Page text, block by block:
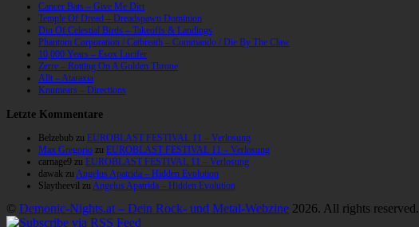
Cancer Bats – Give Me Dirt
Temple Of Dread – Dreadspawn Dominion
Din Of Celestial Birds – Takeoffs & Landings
Phantom Corporation / Catbreath – Commando / Die By The Claw
10,000 Years – Esox Lucifer
Zerre – Rotting On A Golden Throne
Allt – Ataraxia
Knumears – Directions
Letzte Kommentare
Belzebub zu EUROBLAST FESTIVAL 11 – Verlosung
Max Gregorio zu EUROBLAST FESTIVAL 11 – Verlosung
carnage9 zu EUROBLAST FESTIVAL 11 – Verlosung
dawak zu Angelus Apatrida – Hidden Evolution
Slaytheevil zu Angelus Apatrida – Hidden Evolution
© Demonic-Nights.at – Dein Rock- und Metal-Webzine 2026. All rights reserved.